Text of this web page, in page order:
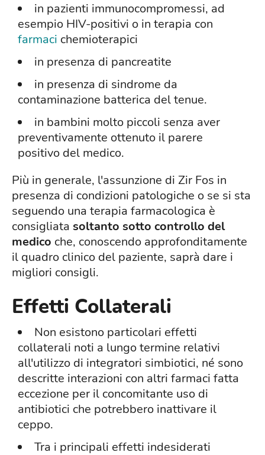
in pazienti immunocompromessi, ad
esempio HIV-positivi o in terapia con
farmaci chemioterapici
in presenza di pancreatite
in presenza di sindrome da
contaminazione batterica del tenue.
in bambini molto piccoli senza aver
preventivamente ottenuto il parere
positivo del medico.
Più in generale, l'assunzione di Zir Fos in
presenza di condizioni patologiche o se si sta
seguendo una terapia farmacologica è
consigliata soltanto sotto controllo del
medico che, conoscendo approfonditamente
il quadro clinico del paziente, saprà dare i
migliori consigli.
Effetti Collaterali
Non esistono particolari effetti
collaterali noti a lungo termine relativi
all'utilizzo di integratori simbiotici, né sono
descritte interazioni con altri farmaci fatta
eccezione per il concomitante uso di
antibiotici che potrebbero inattivare il
ceppo.
Tra i principali effetti indesiderati